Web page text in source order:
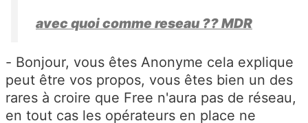
avec quoi comme reseau ?? MDR
- Bonjour, vous êtes Anonyme cela explique
peut être vos propos, vous êtes bien un des
rares à croire que Free n'aura pas de réseau,
en tout cas les opérateurs en place ne